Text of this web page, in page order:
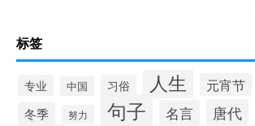
标签
专业 中国 习俗 人生 元宵节
冬季 努力 句子 名言 唐代